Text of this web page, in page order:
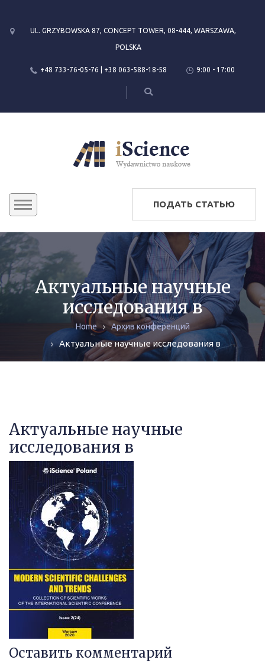
UL. GRZYBOWSKA 87, CONCEPT TOWER, 08-444, WARSZAWA,
POLSKA
+48 733-76-05-76 | +38 063-588-18-58 9:00 - 17:00
КОНФЕРЕНЦИИ
ЖУРНАЛЫ
МОНОГРАФИИ
ПОДАТЬ СТАТЬЮ
Актуальные научные
исследования в
Home Архив конференций
Актуальные научные исследования в
Актуальные научные
исследования в
Оставить комментарий